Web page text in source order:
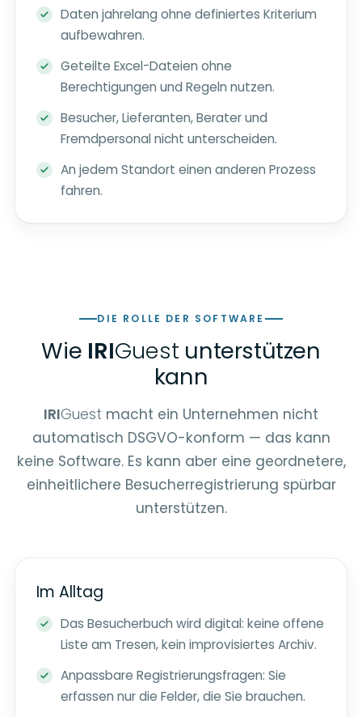
Daten jahrelang ohne definiertes Kriterium
aufbewahren.
Geteilte Excel-Dateien ohne
Berechtigungen und Regeln nutzen.
Besucher, Lieferanten, Berater und
Fremdpersonal nicht unterscheiden.
An jedem Standort einen anderen Prozess
fahren.
DIE ROLLE DER SOFTWARE
Wie IRIGuest unterstützen
kann
IRIGuest macht ein Unternehmen nicht
automatisch DSGVO-konform — das kann
keine Software. Es kann aber eine geordnetere,
einheitlichere Besucherregistrierung spürbar
unterstützen.
Im Alltag
Das Besucherbuch wird digital: keine offene
Liste am Tresen, kein improvisiertes Archiv.
Anpassbare Registrierungsfragen: Sie
erfassen nur die Felder, die Sie brauchen.